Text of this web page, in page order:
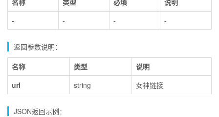
名称 类型 必填
说明
-
- - -
返回参数说明：
名称 类型
说明
url
string 女神链接
JSON返回示例：